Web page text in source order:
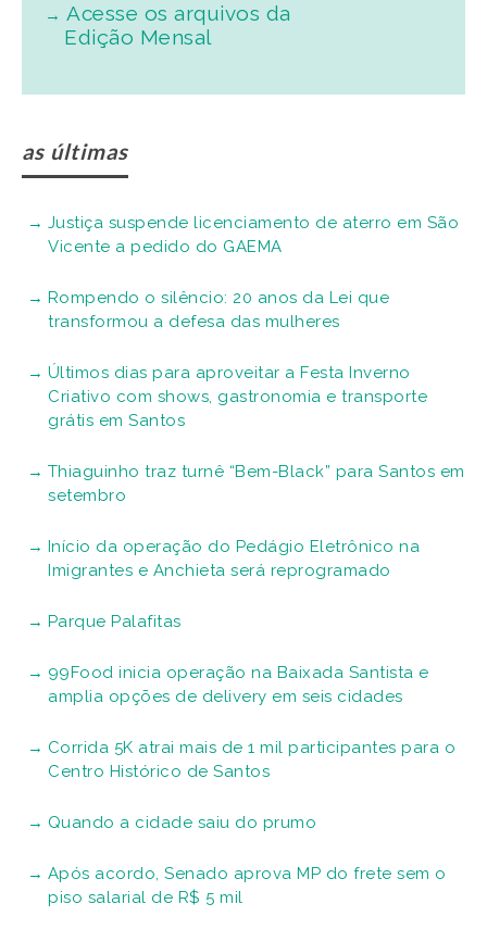
Acesse os arquivos da
Edição Mensal
as últimas
Justiça suspende licenciamento de aterro em São
Vicente a pedido do GAEMA
Rompendo o silêncio: 20 anos da Lei que
transformou a defesa das mulheres
Últimos dias para aproveitar a Festa Inverno
Criativo com shows, gastronomia e transporte
grátis em Santos
Thiaguinho traz turnê “Bem-Black” para Santos em
setembro
Início da operação do Pedágio Eletrônico na
Imigrantes e Anchieta será reprogramado
Parque Palafitas
99Food inicia operação na Baixada Santista e
amplia opções de delivery em seis cidades
Corrida 5K atrai mais de 1 mil participantes para o
Centro Histórico de Santos
Quando a cidade saiu do prumo
Após acordo, Senado aprova MP do frete sem o
piso salarial de R$ 5 mil